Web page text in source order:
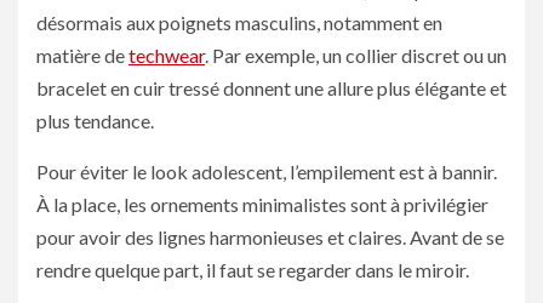
désormais aux poignets masculins, notamment en
matière detechwear. Par exemple, un collier discret ou un
bracelet en cuir tressé donnent une allure plus élégante et
plus tendance.
Pour éviter le look adolescent, l’empilement est à bannir.
À la place, les ornements minimalistes sont à privilégier
pour avoir des lignes harmonieuses et claires. Avant de se
rendre quelque part, il faut se regarder dans le miroir.